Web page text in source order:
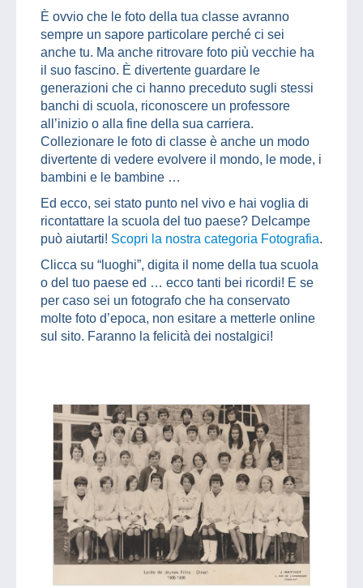
È ovvio che le foto della tua classe avranno
sempre un sapore particolare perché ci sei
anche tu. Ma anche ritrovare foto più vecchie ha
il suo fascino. È divertente guardare le
generazioni che ci hanno preceduto sugli stessi
banchi di scuola, riconoscere un professore
all’inizio o alla fine della sua carriera.
Collezionare le foto di classe è anche un modo
divertente di vedere evolvere il mondo, le mode, i
bambini e le bambine …
Ed ecco, sei stato punto nel vivo e hai voglia di
ricontattare la scuola del tuo paese? Delcampe
può aiutarti! Scopri la nostra categoria Fotografia.
Clicca su “luoghi”, digita il nome della tua scuola
o del tuo paese ed … ecco tanti bei ricordi! E se
per caso sei un fotografo che ha conservato
molte foto d’epoca, non esitare a metterle online
sul sito. Faranno la felicità dei nostalgici!